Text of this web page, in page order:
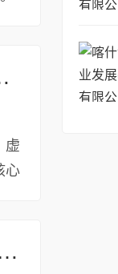
体验落户津门
虚
心
开展“党建引领促发展城乡携手共振兴”党建共建主题活动